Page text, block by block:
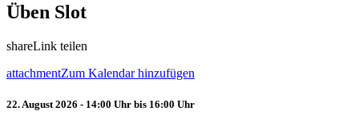
Üben Slot
shareLink teilen
attachmentZum Kalendar hinzufügen
22. August 2026 - 14:00 Uhr bis 16:00 Uhr